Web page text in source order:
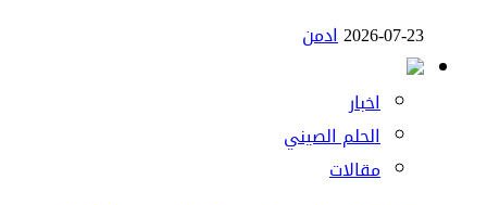
2026-07-23ادمن
اخبار
الحلم الصيني
مقالات